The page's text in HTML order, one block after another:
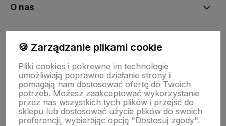
O nas
Moje konto
Bestsellery
Płatności i dostawa
🍪 Zarządzanie plikami cookie
Pliki cookies i pokrewne im technologie
umożliwiają poprawne działanie strony i
pomagają nam dostosować ofertę do Twoich
potrzeb. Możesz zaakceptować wykorzystanie
przez nas wszystkich tych plików i przejść do
sklepu lub dostosować użycie plików do swoich
preferencji, wybierając opcję "Dostosuj zgody".